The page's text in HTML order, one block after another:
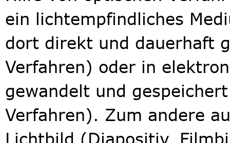
ein lichtempfindliches
dort direkt und dauerhaft
Verfahren) oder in
gewandelt und
Verfahren). Zum andere
Lichtbild (Diapositiv,